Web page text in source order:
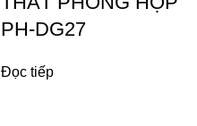
PH-DG27
Đọc tiếp